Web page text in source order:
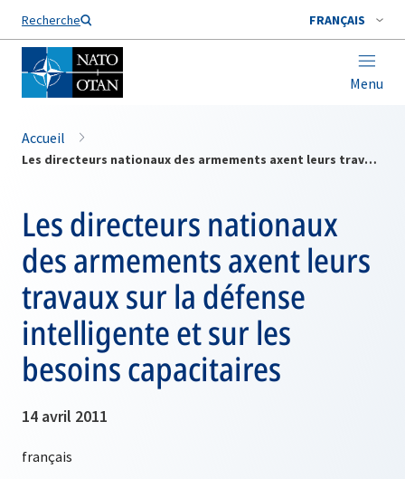
Recherche FRANÇAIS
Menu
Nom de famille*
Accueil
Les directeurs nationaux des armements axent leurs travaux sur la défense intelligente et sur les besoins capacitaires
Les directeurs nationaux
des armements axent leurs
travaux sur la défense
intelligente et sur les
besoins capacitaires
14 avril 2011